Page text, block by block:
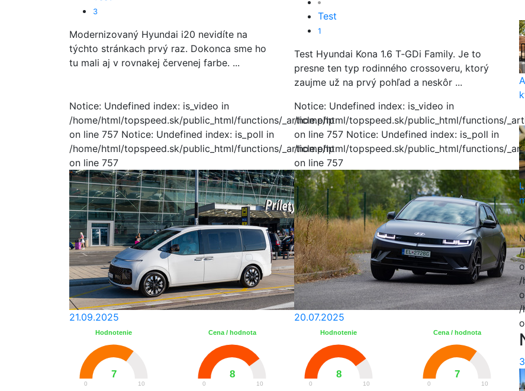
3
Modernizovaný Hyundai i20 nevidíte na
týchto stránkach prvý raz. Dokonca sme ho
tu mali aj v rovnakej červenej farbe. ...
Test
1
Test Hyundai Kona 1.6 T‑GDi Family. Je to
presne ten typ rodinného crossoveru, ktorý
zaujme už na prvý pohľad a neskôr ...
Notice: Undefined index: is_video in
/home/html/topspeed.sk/public_html/functions/_article.php
on line 757 Notice: Undefined index: is_poll in
/home/html/topspeed.sk/public_html/functions/_article.php
on line 757
21.09.2025
Hodnotenie
7
0 10
Cena / hodnota
8
0 10
Notice: Undefined index: is_video in
/home/html/topspeed.sk/public_html/functions/
on line 757 Notice: Undefined index: is_poll in
/home/html/topspeed.sk/public_html/functions/
on line 757
20.07.2025
Hodnotenie
8
0 10
Cena / hodnota
7
0 10
/
/
/